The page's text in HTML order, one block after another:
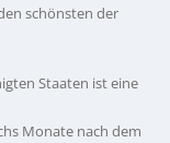
schönsten der
Staaten ist eine
Monate nach dem